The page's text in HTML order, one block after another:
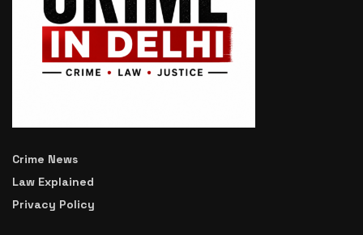
Crime News
Law Explained
Privacy Policy